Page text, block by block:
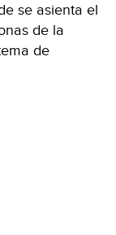
se asienta el
de la
de